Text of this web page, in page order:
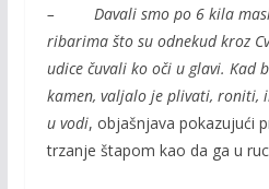
– Davali smo po 6 kila
ribarima što su odnekud kroz
udice čuvali ko oči u glavi. Kad
kamen, valjalo je plivati, roniti,
u vodi, objašnjava pokazujući
trzanje štapom kao da ga u